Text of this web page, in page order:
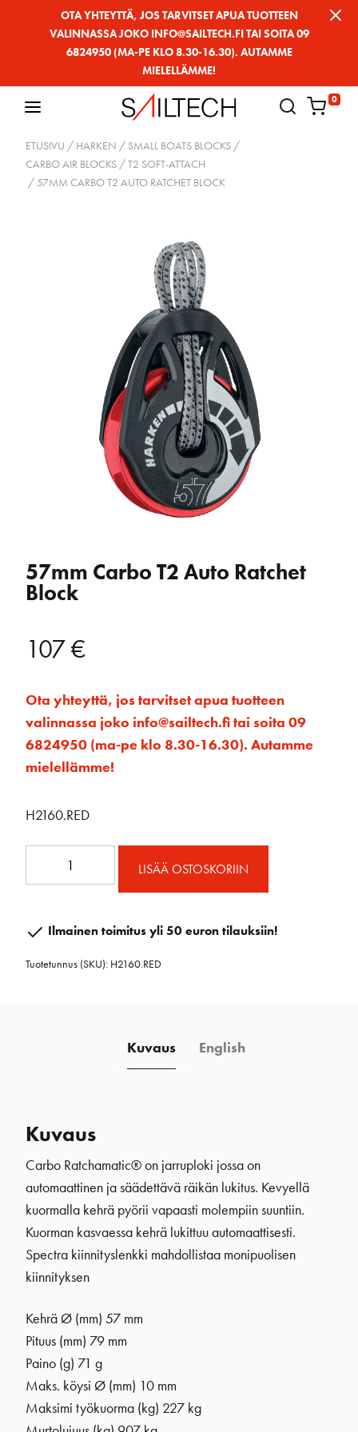
OTA YHTEYTTÄ, JOS TARVITSET APUA TUOTTEEN
VALINNASSA JOKO INFO@SAILTECH.FI TAI SOITA 09
6824950 (MA-PE KLO 8.30-16.30). AUTAMME
MIELELLÄMME!
0
ETUSIVU / HARKEN / SMALL BOATS BLOCKS /
CARBO AIR BLOCKS /T2 SOFT-ATTACH
/ 57MM CARBO T2 AUTO RATCHET BLOCK
57mm Carbo T2 Auto Ratchet
Block
107€
Ota yhteyttä, jos tarvitset apua tuotteen
valinnassa joko info@sailtech.fi tai soita 09
6824950 (ma-pe klo 8.30-16.30). Autamme
mielellämme!
H2160.RED
Auto
Block
LISÄÄ OSTOSKORIIN
Ilmainen toimitus yli 50 euron tilauksiin!
Tuotetunnus (SKU): H2160.RED
Kuvaus English
Kuvaus
Carbo Ratchamatic® on jarruploki jossa on
automaattinen ja säädettävä räikän lukitus. Kevyellä
kuormalla kehrä pyörii vapaasti molempiin suuntiin.
Kuorman kasvaessa kehrä lukittuu automaattisesti.
Spectra kiinnityslenkki mahdollistaa monipuolisen
kiinnityksen
Kehrä Ø (mm) 57 mm
Pituus (mm) 79 mm
Paino (g) 71 g
Maks. köysi Ø (mm) 10 mm
Maksimi työkuorma (kg) 227 kg